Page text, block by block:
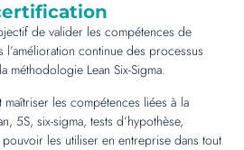
de valider les compétences de
continue des processus
méthodologie Lean Six-Sigma.
les compétences liées à la
5S, six-sigma, tests d’hypothèse,
les utiliser en entreprise dans tout